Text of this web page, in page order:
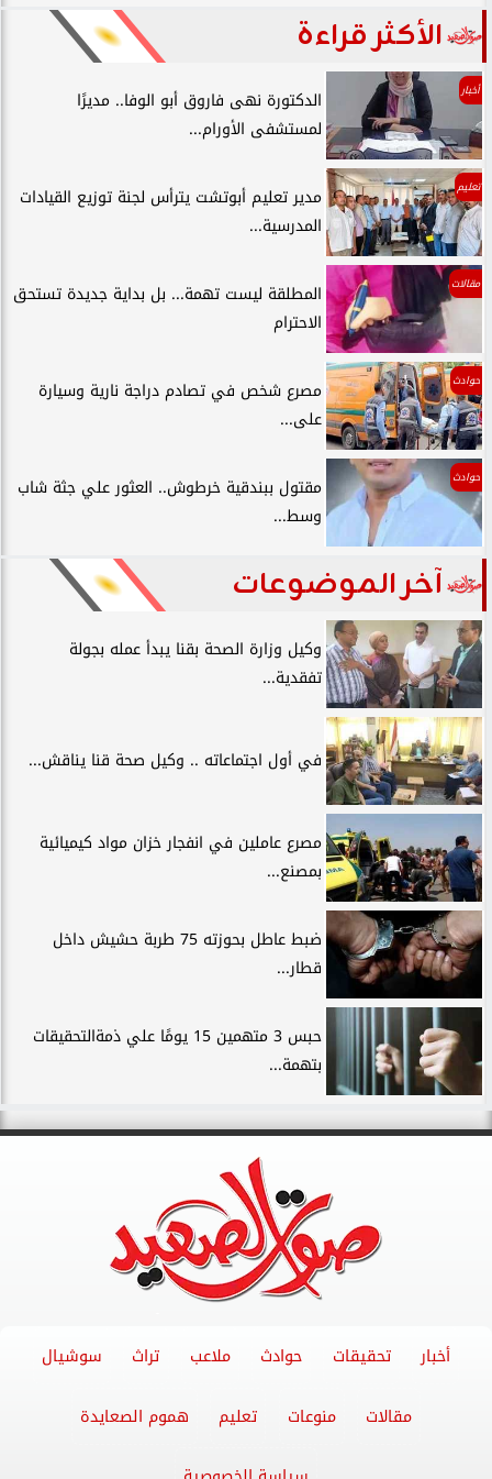
الأكثر قراءة
أخبار
الدكتورة نهى فاروق أبو الوفا.. مديرًا
لمستشفى الأورام...
تعليم
مدير تعليم أبوتشت يترأس لجنة توزيع القيادات
المدرسية...
مقالات
المطلقة ليست تهمة... بل بداية جديدة تستحق
الاحترام
حوادث
مصرع شخص في تصادم دراجة نارية وسيارة
على...
حوادث
مقتول ببندقية خرطوش.. العثور علي جثة شاب
وسط...
آخر الموضوعات
وكيل وزارة الصحة بقنا يبدأ عمله بجولة
تفقدية...
في أول اجتماعاته .. وكيل صحة قنا يناقش...
مصرع عاملين في انفجار خزان مواد كيميائية
بمصنع...
ضبط عاطل بحوزته 75 طربة حشيش داخل
قطار...
حبس 3 متهمين 15 يومًا علي ذمةالتحقيقات
بتهمة...
أخبار تحقيقات حوادث ملاعب تراث سوشيال
مقالات منوعات تعليم هموم الصعايدة